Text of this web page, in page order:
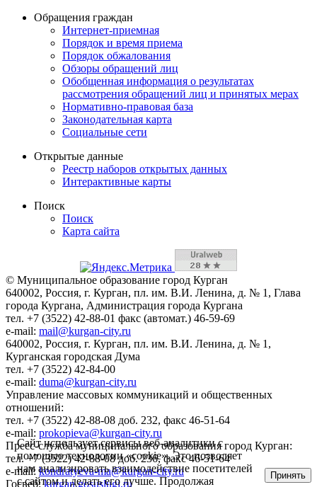
Обращения граждан
Интернет-приемная
Порядок и время приема
Порядок обжалования
Обзоры обращений лиц
Обобщенная информация о результатах
рассмотрения обращений лиц и принятых мерах
Нормативно-правовая база
Законодательная карта
Социальные сети
Открытые данные
Реестр наборов открытых данных
Интерактивные карты
Поиск
Поиск
Карта сайта
© Муниципальное образование город Курган
640002, Россия, г. Курган, пл. им. В.И. Ленина, д. № 1, Глава
города Кургана, Администрация города Кургана
тел. +7 (3522) 42-88-01 факс (автомат.) 46-59-69
e-mail: mail@kurgan-city.ru
640002, Россия, г. Курган, пл. им. В.И. Ленина, д. № 1,
Курганская городская Дума
тел. +7 (3522) 42-84-00
e-mail: duma@kurgan-city.ru
Управление массовых коммуникаций и общественных
отношений:
тел. +7 (3522) 42-88-08 доб. 232, факс 46-51-64
e-mail: prokopieva@kurgan-city.ru
Пресс-служба муниципального образования город Курган:
тел. +7 (3522) 42-88-08 доб. 236, факс 46-51-64
e-mail:kondratyeva-ma@kurgan-city.ru
Госвеб:kurgan.gosuslugi.ru
Сайт использует сервисы веб-аналитики с
помощью технологии «cookie». Это позволяет
нам анализировать взаимодействие посетителей
с сайтом и делать его лучше. Продолжая
Принять